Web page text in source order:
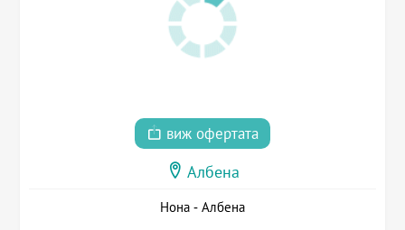
виж офертата
Албена
Нона - Албена